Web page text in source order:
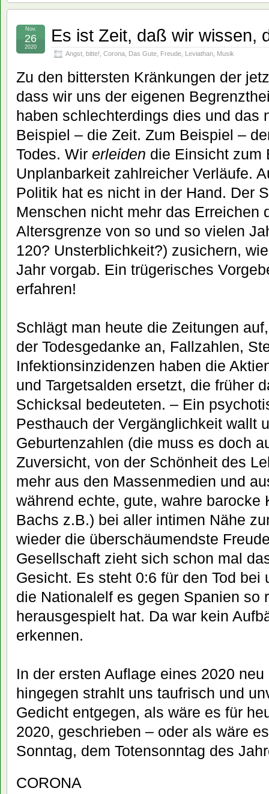
Es ist Zeit, daß wir wissen,
Angst bitte! Corona Das Gute Freude Leviathan Musik
Nov.
26
2020
Zu den bittersten Kränkungen der
dass wir uns der eigenen
haben schlechterdings dies und das
Beispiel – die Zeit. Zum Beispiel –
Todes. Wir erleiden die Einsicht zum
Unplanbarkeit zahlreicher Verläufe.
Politik hat es nicht in der Hand. Der
Menschen nicht mehr das Erreichen
Altersgrenze von so und so vielen
120? Unsterblichkeit?) zusichern,
Jahr vorgab. Ein trügerisches
erfahren!
Schlägt man heute die Zeitungen
der Todesgedanke an, Fallzahlen,
Infektionsinzidenzen haben die
und Targetsalden ersetzt, die früher
Schicksal bedeuteten. – Ein
Pesthauch der Vergänglichkeit wallt
Geburtenzahlen (die muss es doch
Zuversicht, von der Schönheit des
mehr aus den Massenmedien und
während echte, gute, wahre barocke
Bachs z.B.) bei aller intimen Nähe
wieder die überschäumendste
Gesellschaft zieht sich schon mal
Gesicht. Es steht 0:6 für den Tod
die Nationalelf es gegen Spanien so
herausgespielt hat. Da war kein
erkennen.
In der ersten Auflage eines 2020
hingegen strahlt uns taufrisch und
Gedicht entgegen, als wäre es für
2020, geschrieben – oder als wäre
Sonntag, dem Totensonntag des
CORONA